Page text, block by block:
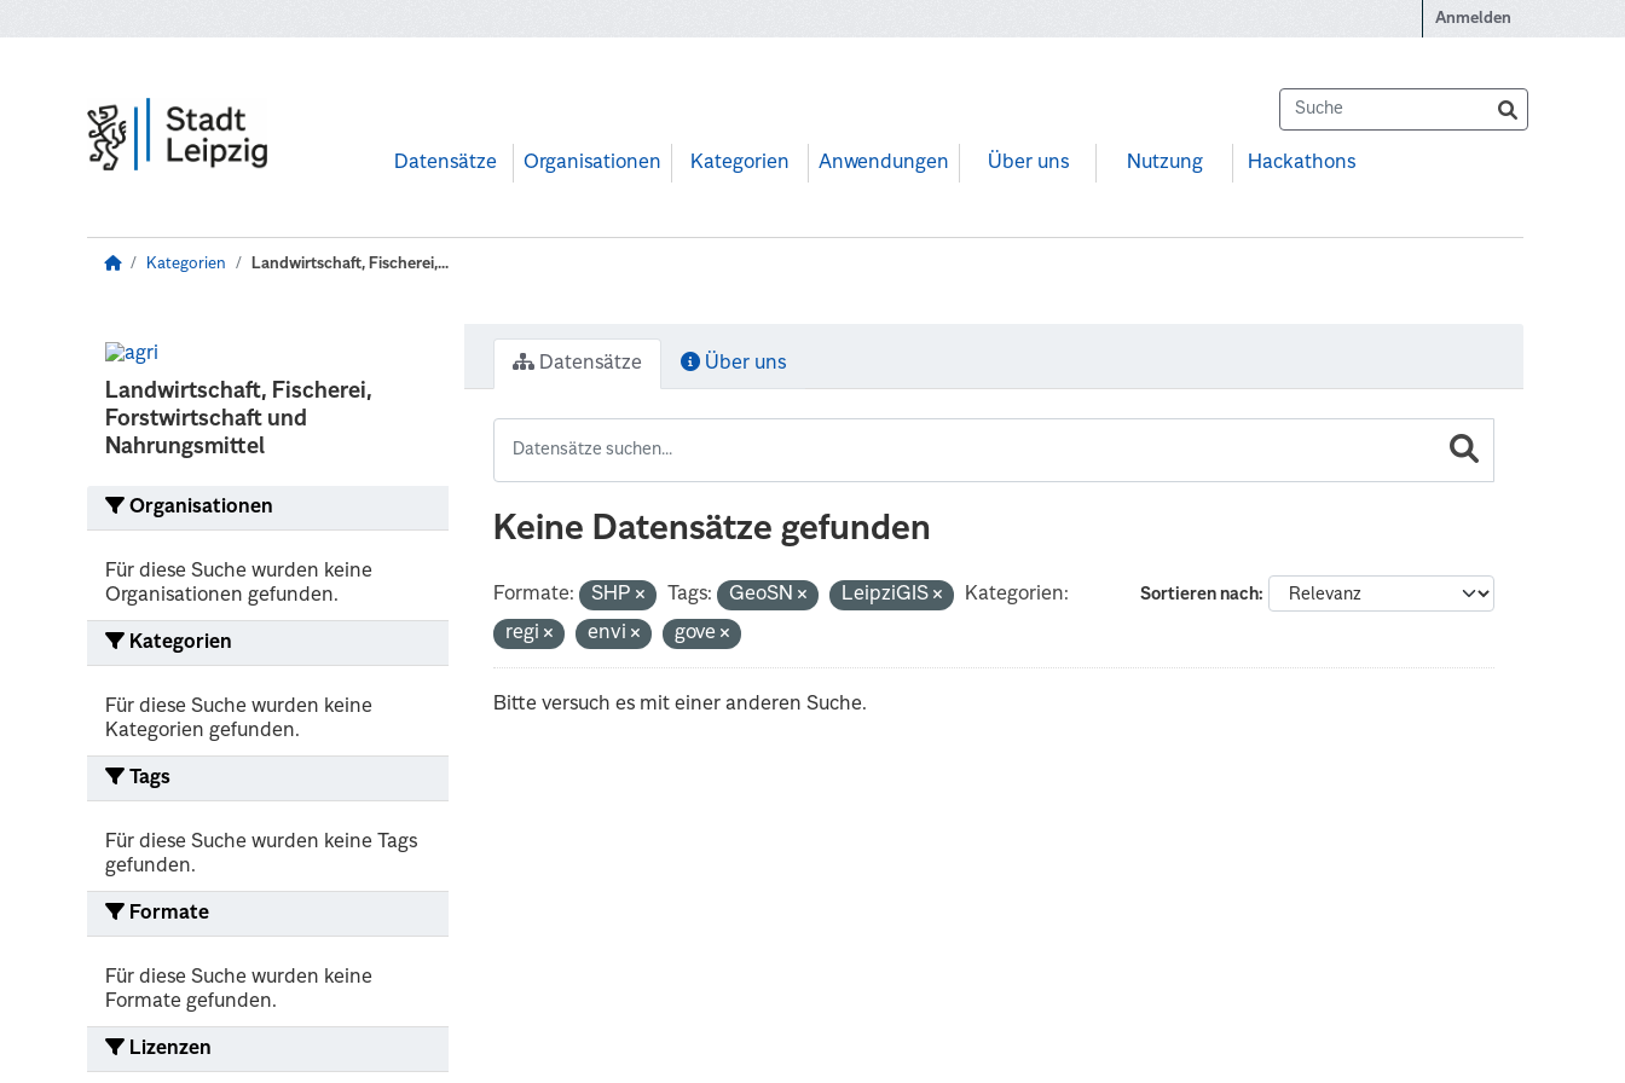
Anmelden
Datensätze Organisationen Kategorien Anwendungen Über uns Nutzung Hackathons
Kategorien Landwirtschaft, Fischerei,...
Landwirtschaft, Fischerei,
Forstwirtschaft und
Nahrungsmittel
Organisationen
Für diese Suche wurden keine
Organisationen gefunden.
Kategorien
Für diese Suche wurden keine
Kategorien gefunden.
Tags
Für diese Suche wurden keine Tags
gefunden.
Formate
Für diese Suche wurden keine
Formate gefunden.
Lizenzen
Datensätze Über uns
Keine Datensätze gefunden
Sortieren nach
Formate: SHP Tags: GeoSN LeipziGIS
Kategorien:
regi
envi gove
Bitte versuch es mit einer anderen Suche.